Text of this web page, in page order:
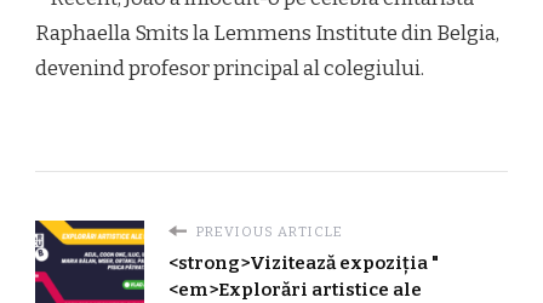
Raphaella Smits la Lemmens Institute din Belgia,
devenind profesor principal al colegiului.
PREVIOUS ARTICLE
<strong>Vizitează expoziția "
<em>Explorări artistice ale